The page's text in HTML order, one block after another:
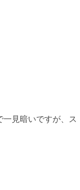
見暗いですが、ス